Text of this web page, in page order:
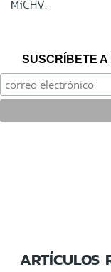
MiCHV.
SUSCRÍBETE A
ARTÍCULOS